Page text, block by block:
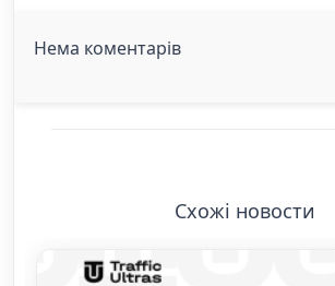
Нема коментарів
Схожі новости